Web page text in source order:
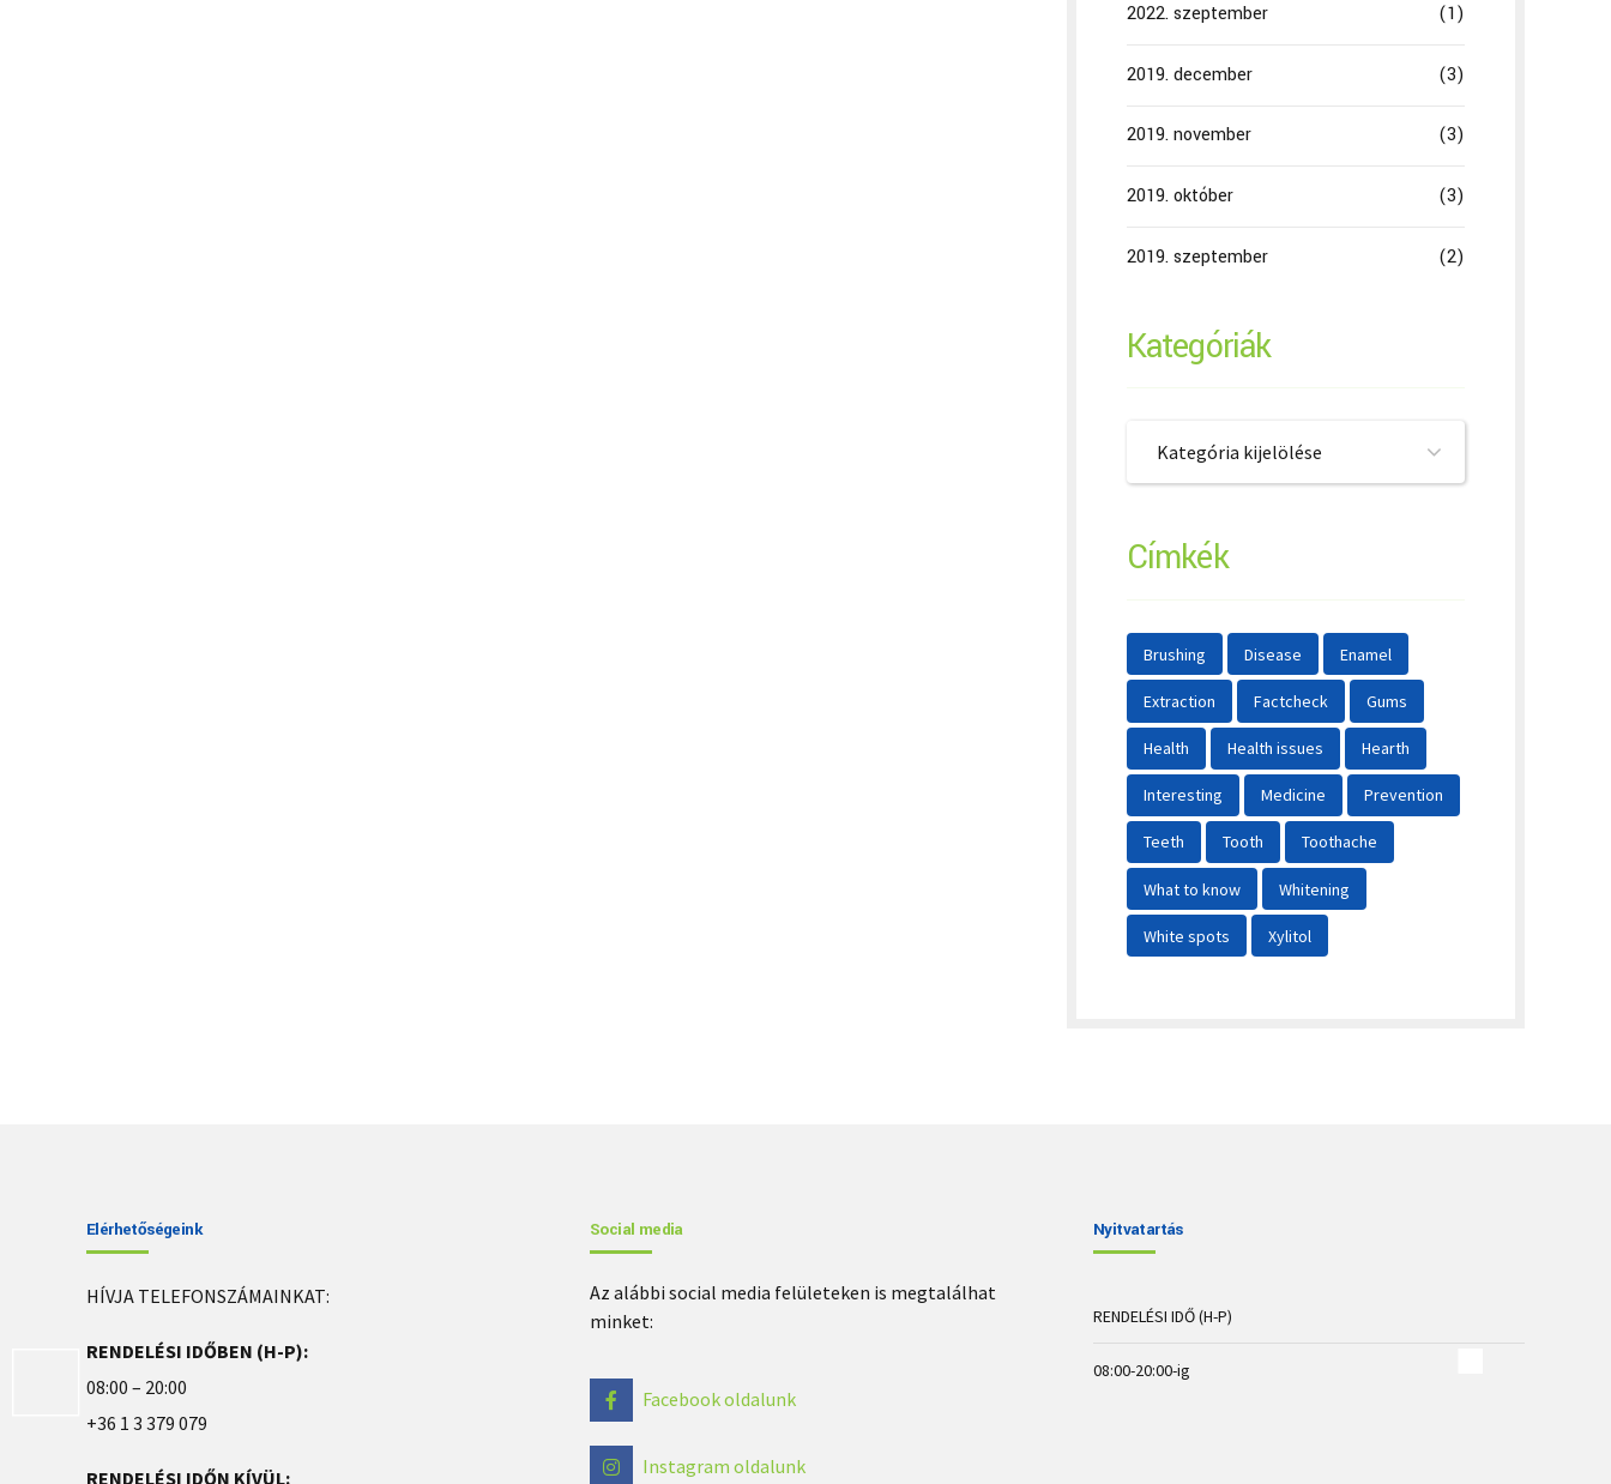
2022. szeptember (1)
2019. december (3)
2019. november (3)
2019. október (3)
2019. szeptember (2)
Kategóriák
Kategória kijelölése
Címkék
Brushing Disease Enamel
Extraction Factcheck Gums
Health Health issues Hearth
Interesting Medicine Prevention
Teeth Tooth Toothache
What to know Whitening
White spots Xylitol
Elérhetőségeink
HÍVJA TELEFONSZÁMAINKAT:
RENDELÉSI IDŐBEN (H-P):
08:00 – 20:00
+36 1 3 379 079
RENDELÉSI IDŐN KÍVÜL:
Social media
Az alábbi social media felületeken is megtalálhat
minket:
Facebook oldalunk
Instagram oldalunk
Nyitvatartás
RENDELÉSI IDŐ (H-P)
08:00-20:00-ig